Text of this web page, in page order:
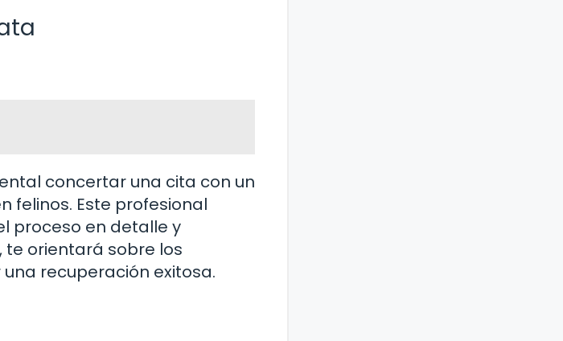
concertar una cita con un
felinos. Este profesional
proceso en detalle y
orientará sobre los
recuperación exitosa.